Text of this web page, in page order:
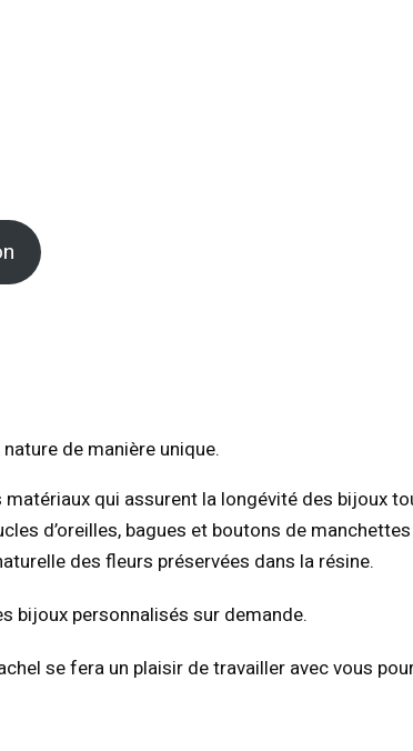
de manière unique.
qui assurent la longévité des bijoux
d’oreilles, bagues et boutons de
des fleurs préservées dans la résine.
bijoux personnalisés sur demande.
se fera un plaisir de travailler avec vous